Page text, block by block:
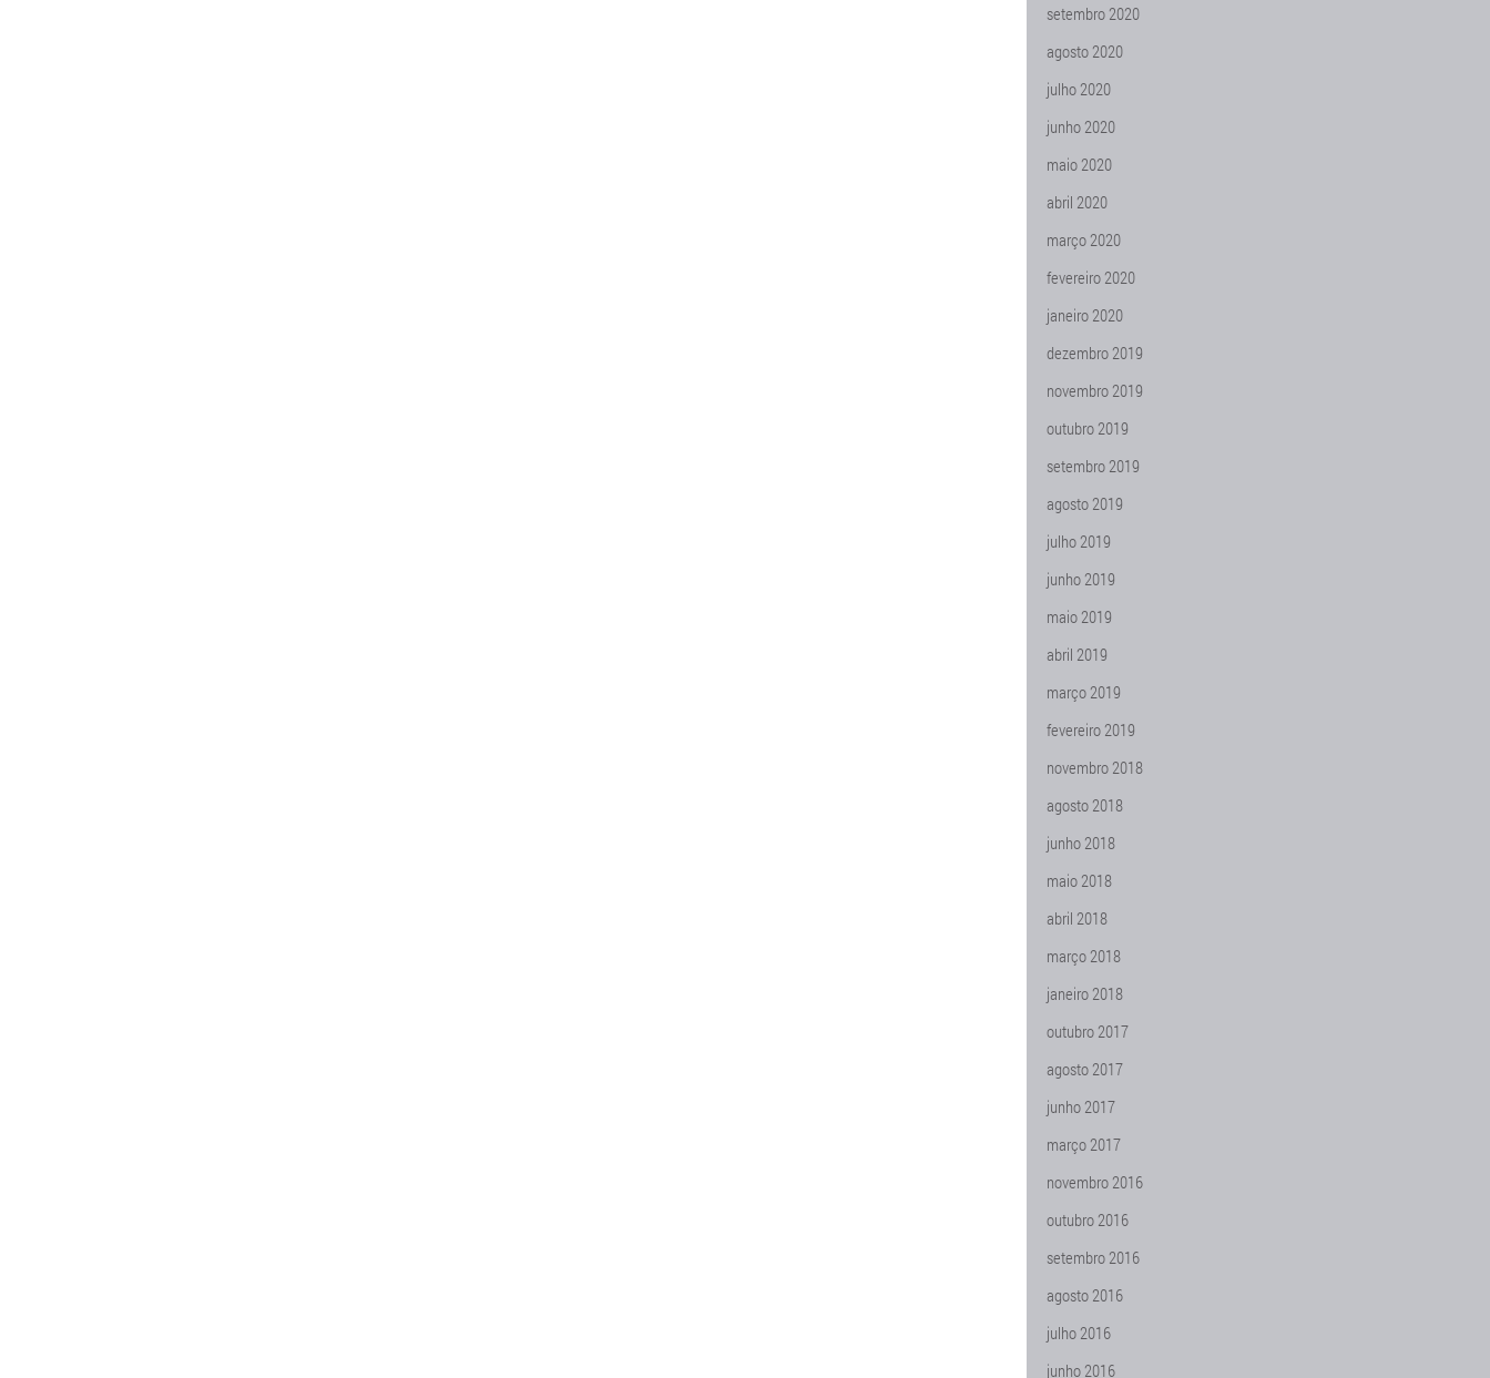
setembro 2020
agosto 2020
julho 2020
junho 2020
maio 2020
abril 2020
março 2020
fevereiro 2020
janeiro 2020
dezembro 2019
novembro 2019
outubro 2019
setembro 2019
agosto 2019
julho 2019
junho 2019
maio 2019
abril 2019
março 2019
fevereiro 2019
novembro 2018
agosto 2018
junho 2018
maio 2018
abril 2018
março 2018
janeiro 2018
outubro 2017
agosto 2017
junho 2017
março 2017
novembro 2016
outubro 2016
setembro 2016
agosto 2016
julho 2016
junho 2016